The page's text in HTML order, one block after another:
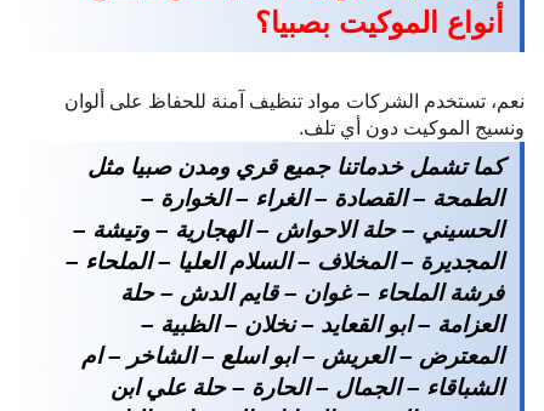
أنواع الموكيت بصبيا؟
نعم، تستخدم الشركات مواد تنظيف آمنة للحفاظ على ألوان
ونسيج الموكيت دون أي تلف.
كما تشمل خدماتنا جميع قري ومدن صبيا مثل
الطمحة – القصادة – الغراء – الخوارة –
الحسيني – حلة الاحواش – الهجارية – وتيشة –
المجديرة – المخلاف – السلام العليا – الملحاء –
فرشة الملحاء – غوان – قايم الدش – حلة
العزامة – ابو القعايد – نخلان – الظبية –
المعترض – العريش – ابو اسلع – الشاخر – ام
الشباقاء – الجمال – الحارة – حلة علي ابن